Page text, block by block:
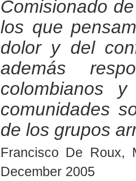
Comisionado
los que
dolor y del
además
colombianos
comunidades
de los grupos
Francisco De Roux,
December 2005